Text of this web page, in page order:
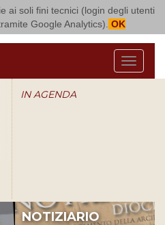
ai soli fini tecnici (login degli utenti
Google Analytics). OK
Bari Bitonto
Menu
IN AGENDA
NOTIZIARIO